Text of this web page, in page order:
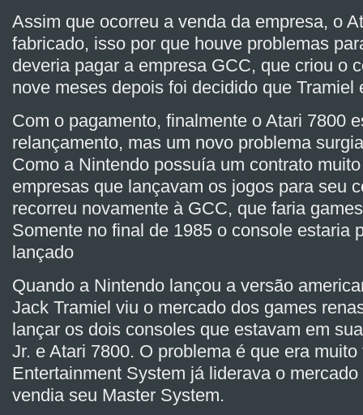
Assim que ocorreu a venda da empresa, o
fabricado, isso por que houve problemas
deveria pagar a empresa GCC, que criou o
nove meses depois foi decidido que Tramiel
Com o pagamento, finalmente o Atari 7800
relançamento, mas um novo problema
Como a Nintendo possuía um contrato
empresas que lançavam os jogos para seu
recorreu novamente à GCC, que faria
Somente no final de 1985 o console estaria
lançado
Quando a Nintendo lançou a versão
Jack Tramiel viu o mercado dos games
lançar os dois consoles que estavam em
Jr. e Atari 7800. O problema é que era
Entertainment System já liderava o
vendia seu Master System.